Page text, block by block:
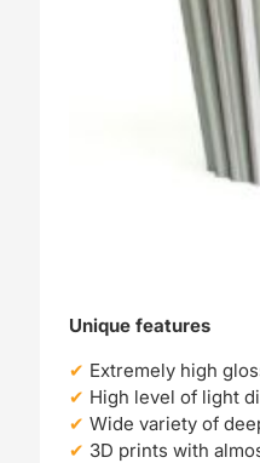
Unique features
Extremely high
High level of light
Wide variety of
3D prints with